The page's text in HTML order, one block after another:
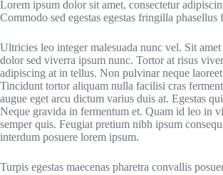
Lorem ipsum dolor sit amet, consectetur
Commodo sed egestas egestas fringilla
Ultricies leo integer malesuada nunc vel. Sit
dolor sed viverra ipsum nunc. Tortor at risus
adipiscing at in tellus. Non pulvinar neque
Tincidunt tortor aliquam nulla facilisi cras
augue eget arcu dictum varius duis at. Egestas
Neque gravida in fermentum et. Quam id leo in
semper quis. Feugiat pretium nibh ipsum
interdum posuere lorem ipsum.
Turpis egestas maecenas pharetra convallis